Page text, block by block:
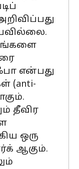
என்பது
(anti-
தீவிர
ஒரு
ஆகும்.